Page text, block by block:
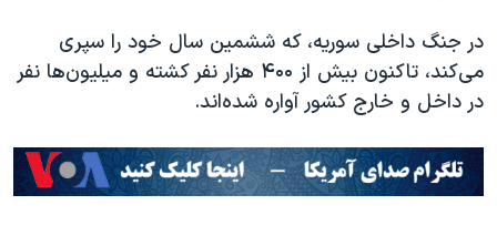
در جنگ داخلی سوریه، که ششمین سال خود را سپری
می‌کند، تاکنون بیش از ۴۰۰ هزار نفر کشته و میلیون‌ها نفر
در داخل و خارج کشور آواره شده‌اند.